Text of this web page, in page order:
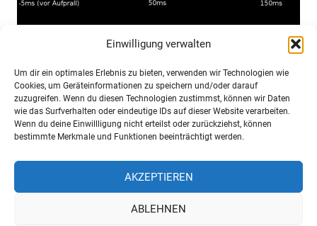
Einwilligung verwalten
Um dir ein optimales Erlebnis zu bieten, verwenden wir Technologien wie
Cookies, um Geräteinformationen zu speichern und/oder darauf
zuzugreifen. Wenn du diesen Technologien zustimmst, können wir Daten
wie das Surfverhalten oder eindeutige IDs auf dieser Website verarbeiten.
Wenn du deine Einwillligung nicht erteilst oder zurückziehst, können
bestimmte Merkmale und Funktionen beeinträchtigt werden.
AKZEPTIEREN
ABLEHNEN
Planetenentstehung im Fallturm
6. Dezember 2018 Niko Komin Nachrichten
Staubkollisionen, wie sie bei der Planetenentstehung im
Weltraum geschehen, wurden auf der Erde nachgeahmt.
Die Beschaffenheit des Staubes spielt kaum eine Rolle,
aber die Masse der Objekte und ihre Geschwindigkeit.